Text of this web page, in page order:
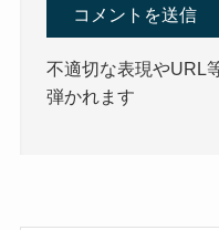
不適切な表現やURL
弾かれます